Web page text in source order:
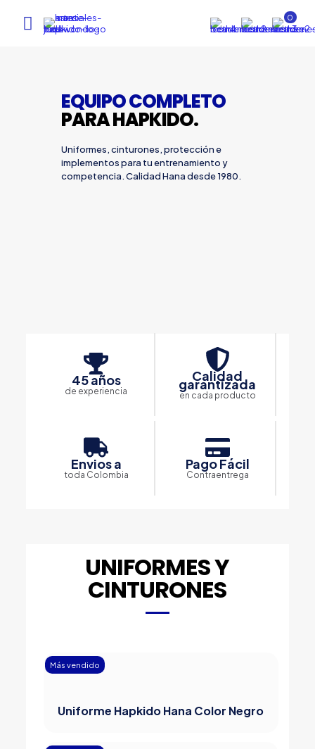
0
EQUIPO COMPLETO
PARA HAPKIDO.
Uniformes, cinturones, protección e
implementos para tu entrenamiento y
competencia. Calidad Hana desde 1980.
45 años
de experiencia
Calidad
garantizada
en cada producto
Envios a
toda Colombia
Pago Fácil
Contraentrega
UNIFORMES Y
CINTURONES
Más vendido
Uniforme Hapkido Hana Color Negro